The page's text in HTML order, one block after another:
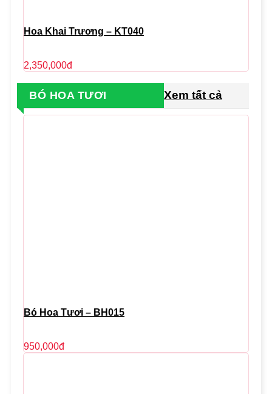
Hoa Khai Trương – KT040
2,350,000đ
BÓ HOA TƯƠI Xem tất cả
Bó Hoa Tươi – BH015
950,000đ